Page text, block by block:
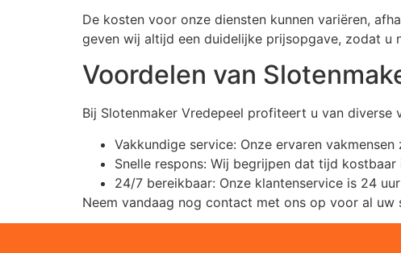
De kosten voor onze diensten kunnen variëren,
geven wij altijd een duidelijke prijsopgave, zodat u
Voordelen van
Bij Slotenmaker Vredepeel profiteert u van diverse
Vakkundige service: Onze ervaren
Snelle respons: Wij begrijpen dat tijd
24/7 bereikbaar: Onze klantenservice is 24
Neem vandaag nog contact met ons op voor al